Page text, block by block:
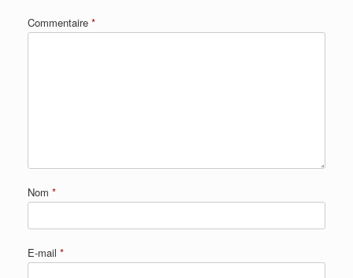
Commentaire *
Nom *
E-mail *